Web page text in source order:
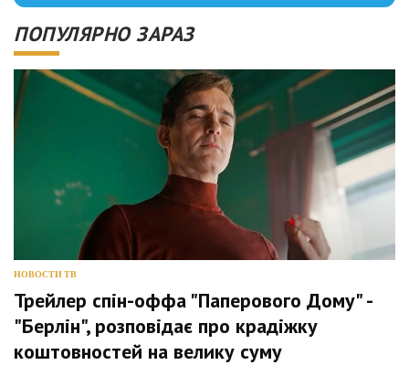
ПОПУЛЯРНО ЗАРАЗ
НОВОСТИ ТВ
Трейлер спін-оффа "Паперового Дому" -
"Берлін", розповідає про крадіжку
коштовностей на велику суму